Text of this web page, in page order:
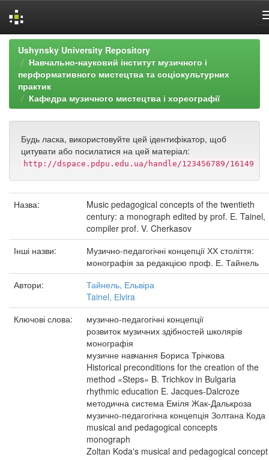
Skip
navigation
Ushynsky University Repository
Навчально-науковий інститут музичного і
перформативного мистецтва та соціокультурних
практик
Кафедра музичного мистецтва і хореографії
Будь ласка, використовуйте цей ідентифікатор, щоб
цитувати або посилатися на цей матеріал:
http://dspace.pdpu.edu.ua/handle/123456789/16149
Назва:
Music pedagogical concepts of the twentieth
century: a monograph edited by prof. E. Tainel,
compiler prof. V. Cherkasov
Інші назви:
Музично-педагогічні концепції ХХ століття:
монографія за редакцією проф. Е. Тайнель
Автори:
Тайнель, Ельвіра
Tainel, Еlvira
Ключові слова:
музично-педагогічні концепції
розвиток музичних здібностей школярів
монографія
музичне навчання Бориса Трічкова
Historical preconditions for the creation of the
method «Steps» B. Trichkov in Bulgaria
rhythmic education E. Jacques-Dalcroze
методична система Еміля Жак-Далькроза
музично-педагогічна концепція Золтана Кода
musical and pedagogical concepts
monograph
Zoltan Koda's musical and pedagogical concept